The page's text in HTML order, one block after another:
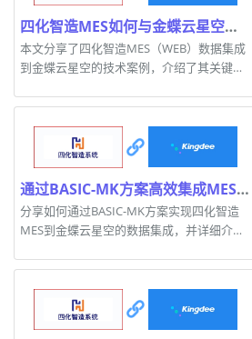
四化智造MES如何与金蝶云星空实现无缝数据对接
本文分享了四化智造MES（WEB）数据集成
到金蝶云星空的技术案例，介绍了其关键技
通过BASIC-MK方案高效集成MES数据到金蝶云星空
分享如何通过BASIC-MK方案实现四化智造
MES到金蝶云星空的数据集成，并详细介绍